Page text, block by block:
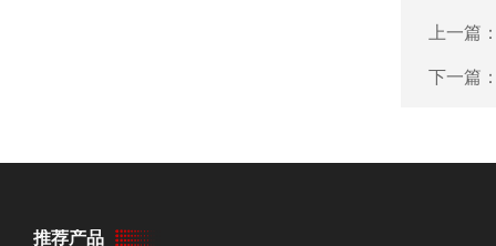
上一篇
下一篇
推荐产品